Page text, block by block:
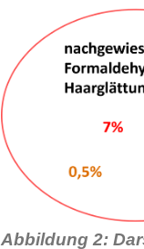
Abbildung 2: